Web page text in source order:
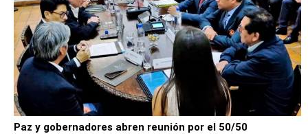
Paz y gobernadores abren reunión por el 50/50